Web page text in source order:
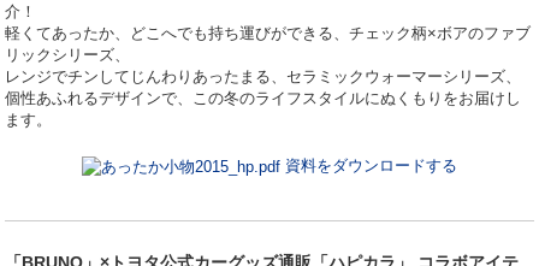
介！
軽くてあったか、どこへでも持ち運びができる、チェック柄×ボアのファブ
リックシリーズ、
レンジでチンしてじんわりあったまる、セラミックウォーマーシリーズ、
個性あふれるデザインで、この冬のライフスタイルにぬくもりをお届けし
ます。
資料をダウンロードする
「BRUNO」×トヨタ公式カーグッズ通販「ハピカラ」 コラボアイテ